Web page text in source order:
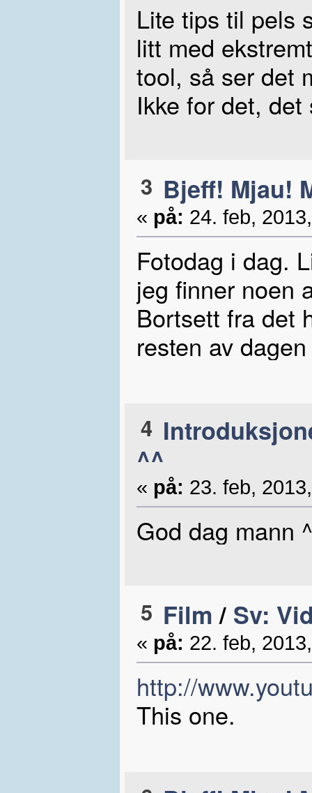
Lite tips til pels
litt med
tool, så ser det
Ikke for det,
3 Bjeff! Mjau!
« på: 24. feb,
Fotodag i dag.
jeg finner noen
Bortsett fra det
resten av
4
^^
« på: 23. feb,
God dag mann
5 Film / Sv:
« på: 22. feb,
http://
This one.